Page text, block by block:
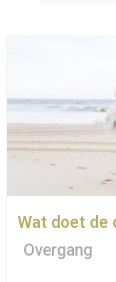
Wat doet de
Overgang